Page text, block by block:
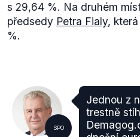
s 29,64 %. Na druhém
předsedy Petra Fialy,
%.
SPO
Jednou z
trestně